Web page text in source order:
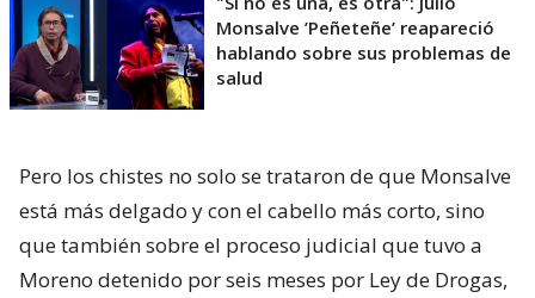
Monsalve ’Peñeteñe’ reapareció
hablando sobre sus problemas de
salud
Pero los chistes no solo se trataron de que Monsalve
está más delgado y con el cabello más corto, sino
que también sobre el proceso judicial que tuvo a
Moreno detenido por seis meses por Ley de Drogas,